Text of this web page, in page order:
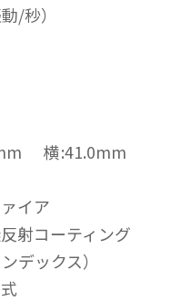
/秒）
横:41.0mm
イア
射コーティング
デックス）